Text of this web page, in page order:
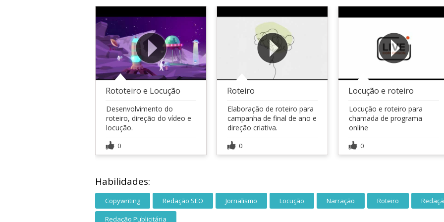
Rototeiro e Locução
Desenvolvimento do
roteiro, direção do vídeo e
locução.
0
Roteiro
Elaboração de roteiro para
campanha de final de ano e
direção criativa.
0
Locução e roteiro
Locução e roteiro para
chamada de programa
online
0
Habilidades:
Copywriting Redação SEO Jornalismo Locução Narração Roteiro
Redação Publicitária